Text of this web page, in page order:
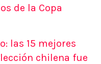
de la Copa
las 15 mejores
chilena fue